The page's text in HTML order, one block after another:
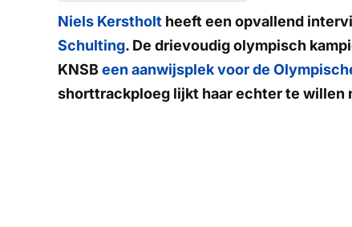
Niels Kerstholt heeft een opvallend
Schulting. De drievoudig olympisch
KNSBeen aanwijsplek voor de
shorttrackploeg lijkt haar echter te willen